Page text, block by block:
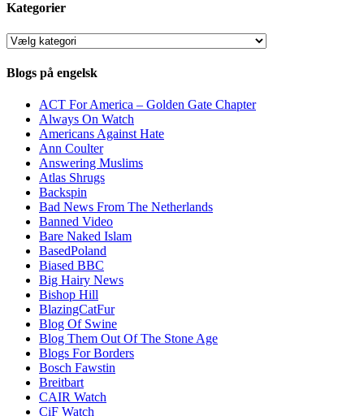
Kategorier
Kategorier
Blogs på engelsk
ACT For America – Golden Gate Chapter
Always On Watch
Americans Against Hate
Ann Coulter
Answering Muslims
Atlas Shrugs
Backspin
Bad News From The Netherlands
Banned Video
Bare Naked Islam
BasedPoland
Biased BBC
Big Hairy News
Bishop Hill
BlazingCatFur
Blog Of Swine
Blog Them Out Of The Stone Age
Blogs For Borders
Bosch Fawstin
Breitbart
CAIR Watch
CiF Watch